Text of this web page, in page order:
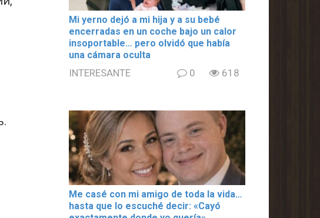
Mi yerno dejó a mi hija y a su bebé
encerradas en un coche bajo un calor
insoportable… pero olvidó que había
una cámara oculta
INTERESANTE 0 618
Me casé con mi amigo de toda la vida…
hasta que lo escuché decir: «Cayó